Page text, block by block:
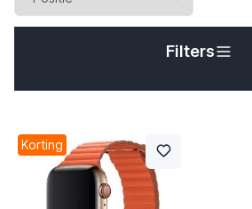
Filters
Korting